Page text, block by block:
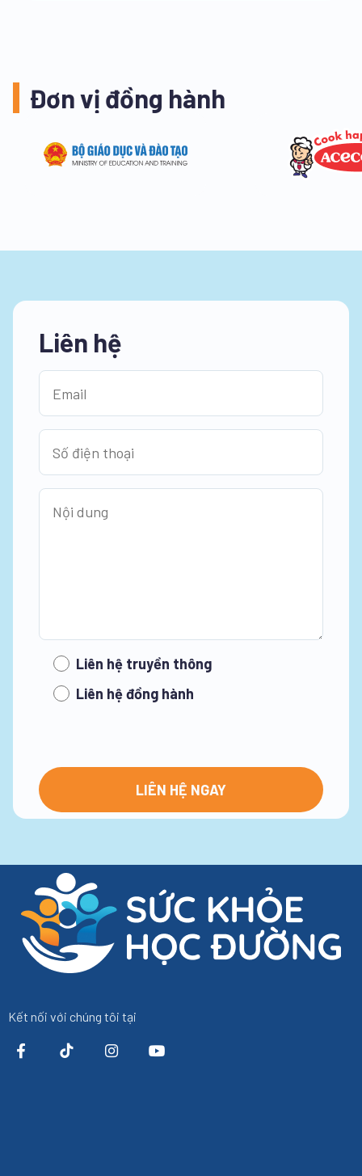
Đơn vị đồng hành
Liên hệ
Liên hệ truyền thông
Liên hệ đồng hành
Kết nối với chúng tôi tại